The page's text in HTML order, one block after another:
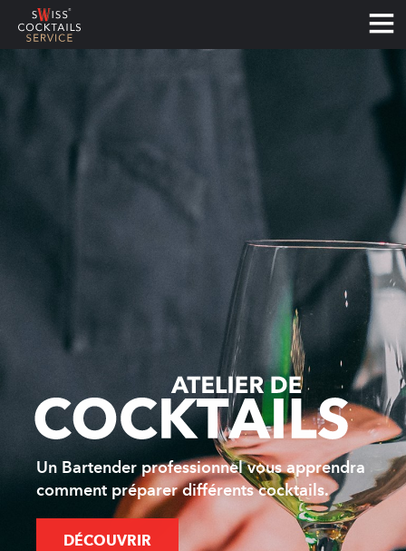
Français
English
Un Bartender professionnel vous apprendra
comment préparer différents cocktails.
DÉCOUVRIR